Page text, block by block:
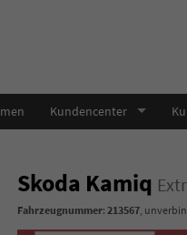
Kundencenter
Skoda Kamiq
Fahrzeugnummer: 213567,